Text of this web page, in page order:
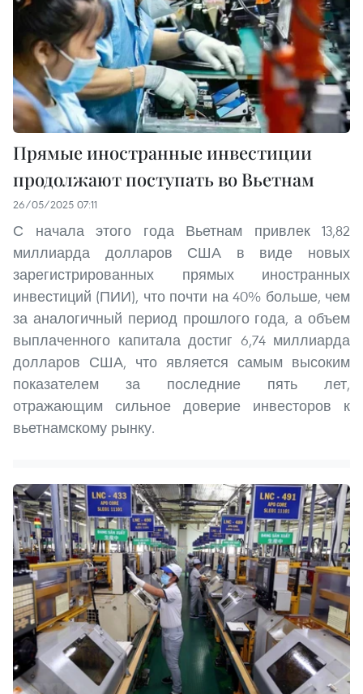
Прямые иностранные инвестиции
продолжают поступать во Вьетнам
26/05/2025 07:11
С начала этого года Вьетнам привлек 13,82
миллиарда долларов США в виде новых
зарегистрированных прямых иностранных
инвестиций (ПИИ), что почти на 40% больше, чем
за аналогичный период прошлого года, а объем
выплаченного капитала достиг 6,74 миллиарда
долларов США, что является самым высоким
показателем за последние пять лет,
отражающим сильное доверие инвесторов к
вьетнамскому рынку.